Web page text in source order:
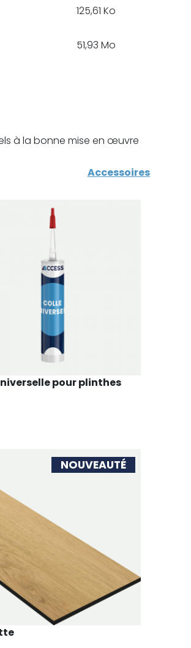
125,61 Ko
51,93 Mo
à la bonne mise en œuvre
Accessoires
pour plinthes
NOUVEAUTÉ